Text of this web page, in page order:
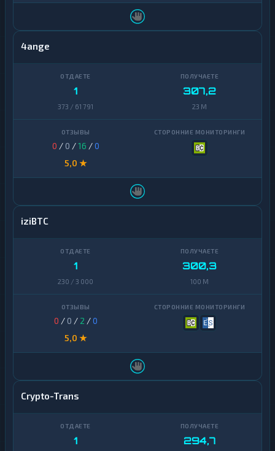
4ange
1
373 / 61 791
307,2
23 M
0 / 0 /16 /0
5,0 ★
iziBTC
1
230 / 3 000
300,3
100 M
0 / 0 / 2 /0
5,0 ★
Crypto-Trans
1 294,7